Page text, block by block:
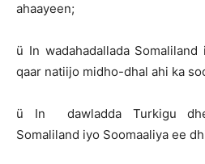
ahaayeen;
ü In wadahadallada Somaliland
qaar natiijo midho-dhal ahi ka
ü In dawladda Turkigu
Somaliland iyo Soomaaliya ee